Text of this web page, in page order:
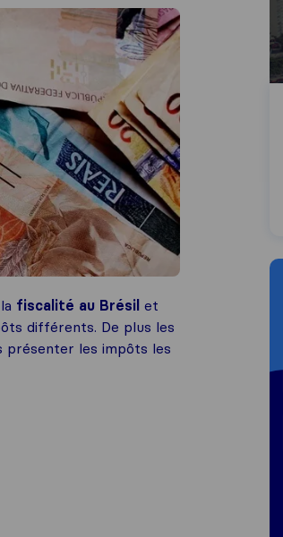
fiscalité au Brésil et
différents. De plus les
présenter les impôts les